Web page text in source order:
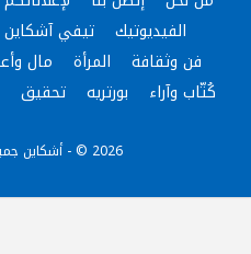
الفيديوتيك
تيفي آشكاين
فن وثقافة
المرأة مال
كُتّاب وآراء
بورتريه تحقيق
2026 © - أشكاين جميع الحقوق محفوظة